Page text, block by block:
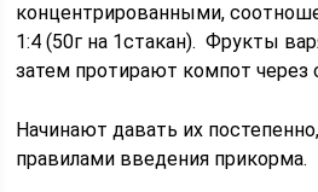
концентрированными,
1:4 (50г на 1стакан). Фрукты
затем протирают компот через
Начинают давать их
правилами введения прикорма.